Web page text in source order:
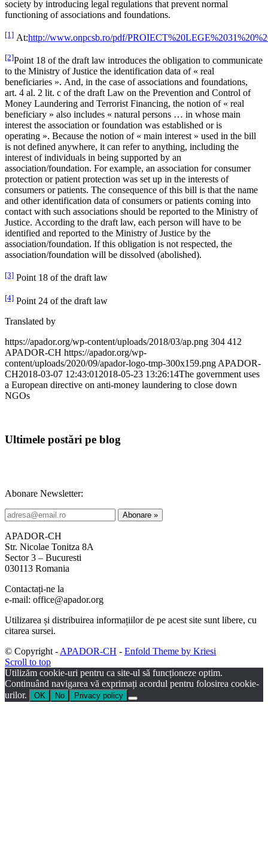
society by introducing legal regulations that prevent normal
functioning of associations and foundations.
[1] At:http://www.onpcsb.ro/pdf/
[2]Point 18 of the draft law introduces the obligation to communicate
to the Ministry of Justice the identification data of « real
beneficiaries ». And, in the case of associations and foundations,
art. 4 al. 2 lit. c of the draft Law on the Prevention and Control of
Money Laundering and Terrorist Financing, the notion of « real
beneficiary » also includes « natural persons … in whose main
interest the association or foundation was established or is
operating ». Because the notion of « main interest » used in the bill
is not defined anywhere, it can refer to anything, including the
interest of individuals in being supported by an
association/foundation. For example, an association for consumer
protection or patient protection was set up in the interests of
consumers or patients. The consequence of this bill is that the name
and other identification data of consumers or patients coming into
contact with such associations should be reported to the Ministry of
Justice. According to the draft law, each person will have to be
identified and reported to the Ministry of Justice by the
association/foundation. If this obligation is not respected, the
association/foundation will be dissolved (abolished).
[3] Point 18 of the draft law
[4] Point 24 of the draft law
Translated by
https://apador.org/wp-content/uploads/2018/03/ap.png 304 412
APADOR-CH https://apador.org/wp-
content/uploads/2020/09/apador-logo-tmp-300x159.png APADOR-
CH2018-03-07 12:43:01 2018-05-23 13:26:14The government uses
a European directive on anti-money laundering to close down
NGOs
Ultimele postări pe blog
Abonare Newsletter:
APADOR-CH
Str. Nicolae Tonitza 8A
Sector 3 – Bucuresti
030113 Romania
Contactați-ne la
e-mail: office@apador.org
Utilizarea și distribuirea informațiilor de pe acest site sunt libere, cu
citarea sursei.
© Copyright -APADOR-CH - Enfold Theme by Kriesi
Scroll to top
Utilizăm cookie-uri pentru ca site-ul să funcționeze optim.
Continuând navigarea vă exprimați acordul pentru folosirea cookie-
urilor.
OK No Privacy policy